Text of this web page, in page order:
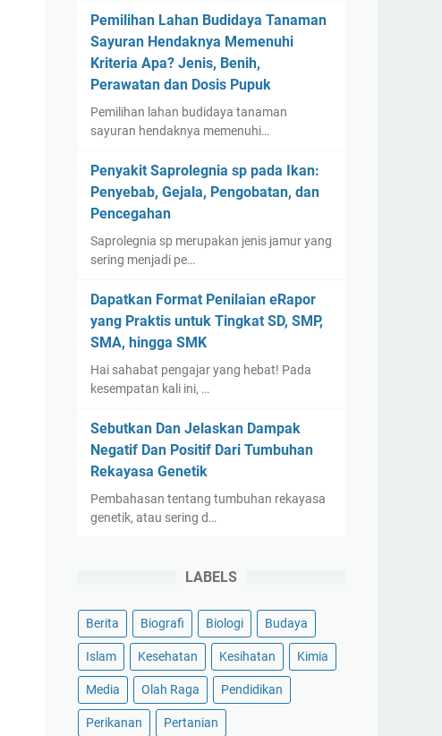
Pemilihan Lahan Budidaya Tanaman
Sayuran Hendaknya Memenuhi
Kriteria Apa? Jenis, Benih,
Perawatan dan Dosis Pupuk
Pemilihan lahan budidaya tanaman
sayuran hendaknya memenuhi…
Penyakit Saprolegnia sp pada Ikan:
Penyebab, Gejala, Pengobatan, dan
Pencegahan
Saprolegnia sp merupakan jenis jamur yang
sering menjadi pe…
Dapatkan Format Penilaian eRapor
yang Praktis untuk Tingkat SD, SMP,
SMA, hingga SMK
Hai sahabat pengajar yang hebat! Pada
kesempatan kali ini, …
Sebutkan Dan Jelaskan Dampak
Negatif Dan Positif Dari Tumbuhan
Rekayasa Genetik
Pembahasan tentang tumbuhan rekayasa
genetik, atau sering d…
LABELS
Berita Biografi Biologi Budaya
Islam Kesehatan Kesihatan Kimia
Media Olah Raga Pendidikan
Perikanan Pertanian